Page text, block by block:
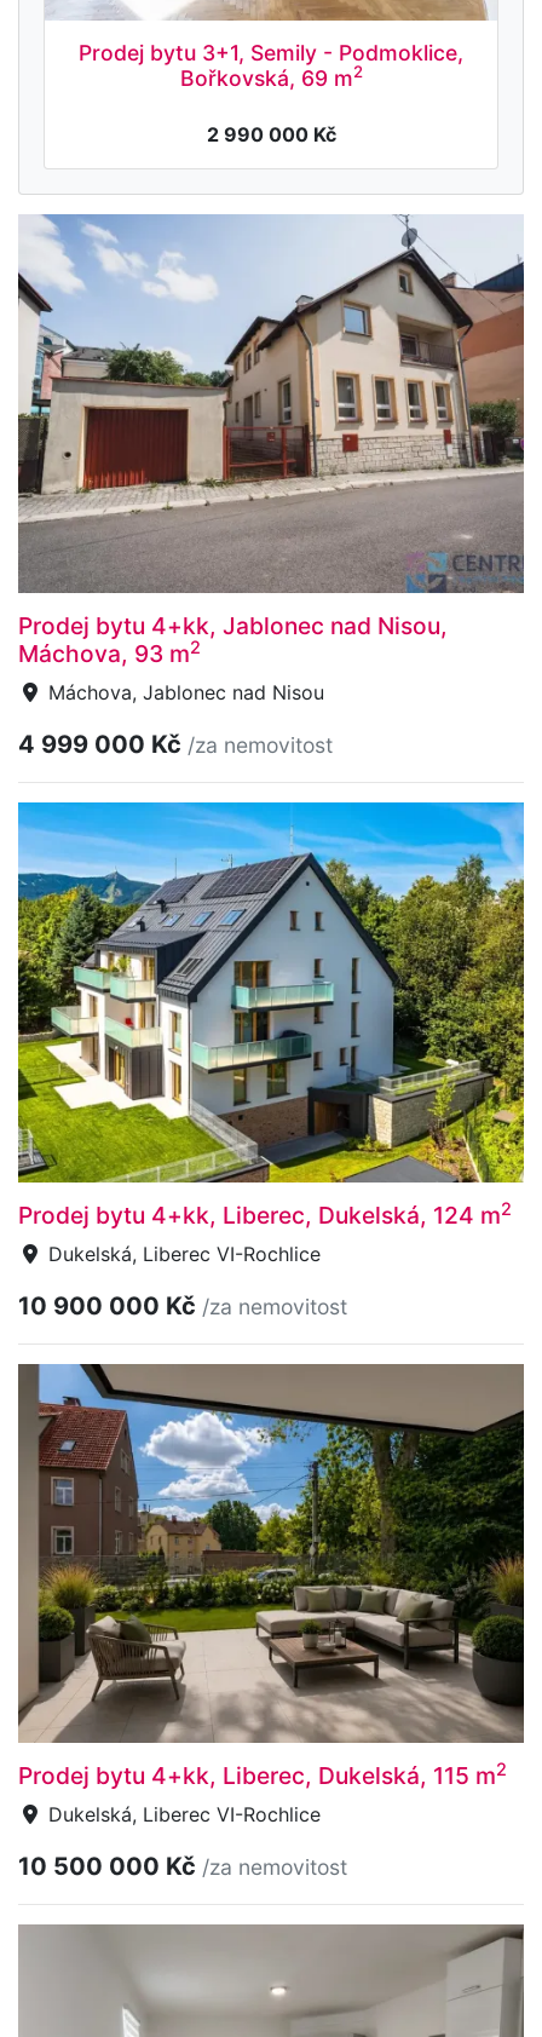
Prodej bytu 3+1, Semily - Podmoklice,
Bořkovská, 69 m2
2 990 000 Kč
Prodej bytu 4+kk, Jablonec nad Nisou,
Máchova, 93 m2
Máchova, Jablonec nad Nisou
4 999 000 Kč /za nemovitost
Prodej bytu 4+kk, Liberec, Dukelská, 124 m2
Dukelská, Liberec VI-Rochlice
10 900 000 Kč /za nemovitost
Prodej bytu 4+kk, Liberec, Dukelská, 115 m2
Dukelská, Liberec VI-Rochlice
10 500 000 Kč /za nemovitost